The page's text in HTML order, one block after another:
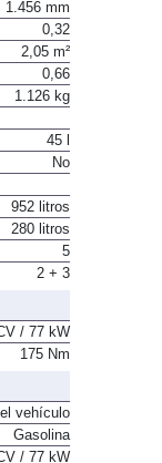
1.463 mm
1.456 mm
0,32
2,05 m²
0,66
45 l
952 litros
280 litros
5
/ 77 kW
el vehículo
Gasolina